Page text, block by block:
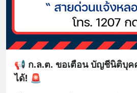
📢 ก.ล.ต. ขอเตือน บัญชีนิติบุค
ได้! 🚨